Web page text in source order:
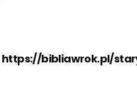
https://bibliawrok.pl/